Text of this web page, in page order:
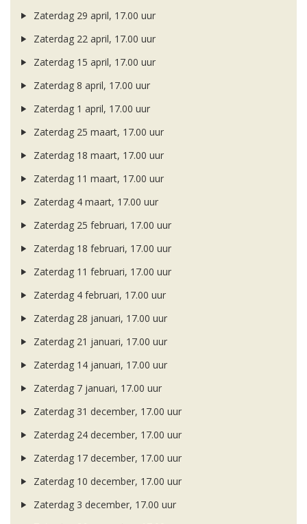
Zaterdag 29 april, 17.00 uur
Zaterdag 22 april, 17.00 uur
Zaterdag 15 april, 17.00 uur
Zaterdag 8 april, 17.00 uur
Zaterdag 1 april, 17.00 uur
Zaterdag 25 maart, 17.00 uur
Zaterdag 18 maart, 17.00 uur
Zaterdag 11 maart, 17.00 uur
Zaterdag 4 maart, 17.00 uur
Zaterdag 25 februari, 17.00 uur
Zaterdag 18 februari, 17.00 uur
Zaterdag 11 februari, 17.00 uur
Zaterdag 4 februari, 17.00 uur
Zaterdag 28 januari, 17.00 uur
Zaterdag 21 januari, 17.00 uur
Zaterdag 14 januari, 17.00 uur
Zaterdag 7 januari, 17.00 uur
Zaterdag 31 december, 17.00 uur
Zaterdag 24 december, 17.00 uur
Zaterdag 17 december, 17.00 uur
Zaterdag 10 december, 17.00 uur
Zaterdag 3 december, 17.00 uur